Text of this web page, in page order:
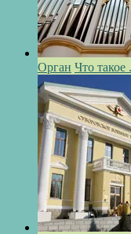
Орган Что такое